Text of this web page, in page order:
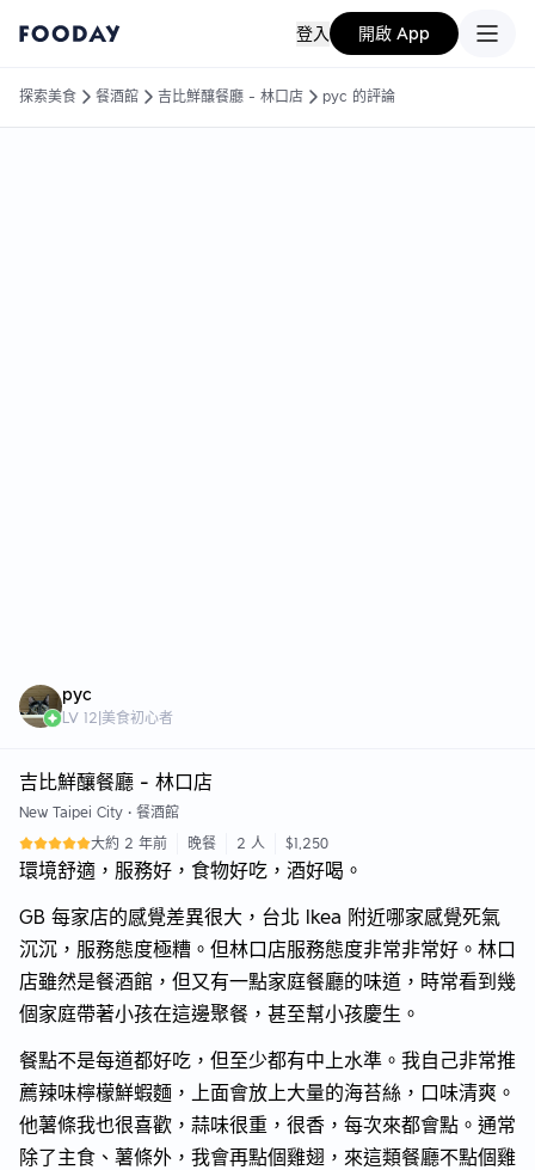
登入 開啟 App
探索美食 餐酒館 吉比鮮釀餐廳 - 林口店 pyc 的評論
pyc
LV 12 美食初心者
吉比鮮釀餐廳 - 林口店
New Taipei City • 餐酒館
大約 2 年前
晚餐 2 人 $1,250
環境舒適，服務好，食物好吃，酒好喝。
GB 每家店的感覺差異很大，台北 Ikea 附近哪家感覺死氣
沉沉，服務態度極糟。但林口店服務態度非常非常好。林口
店雖然是餐酒館，但又有一點家庭餐廳的味道，時常看到幾
個家庭帶著小孩在這邊聚餐，甚至幫小孩慶生。
餐點不是每道都好吃，但至少都有中上水準。我自己非常推
薦辣味檸檬鮮蝦麵，上面會放上大量的海苔絲，口味清爽。
他薯條我也很喜歡，蒜味很重，很香，每次來都會點。通常
除了主食、薯條外，我會再點個雞翅，來這類餐廳不點個雞